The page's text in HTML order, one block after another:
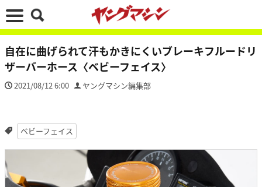
自在に曲げられて汗もかきにくいブレーキフルードリ
ザーバーホース〈ベビーフェイス〉
2021/08/12 6:00 ヤングマシン編集部
ベビーフェイス